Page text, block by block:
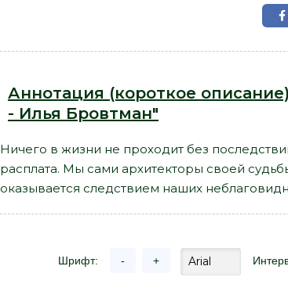
Аннотация (короткое
- Илья Бровтман"
Ничего в жизни не проходит без
расплата. Мы сами архитекторы своей
оказывается следствием наших
Шрифт: - +